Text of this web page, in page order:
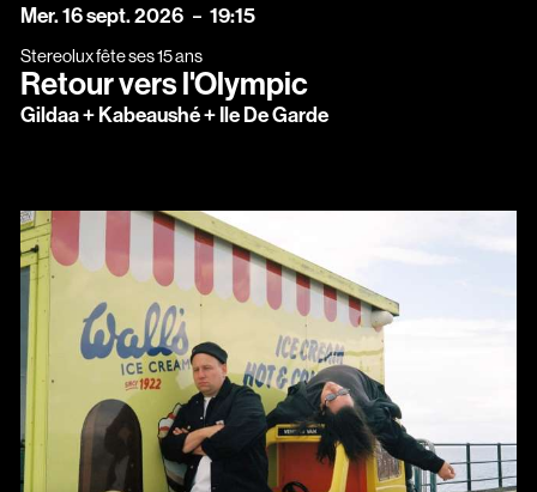
mercredi
Mer.16septembre
sept.2026 19:15
Stereolux fête ses 15 ans
Retour vers l'Olympic
Gildaa + Kabeaushé + Ile De Garde